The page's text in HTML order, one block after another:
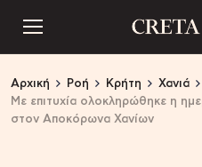
Αρχική Ροή Κρήτη
Χανιά
Με επιτυχία ολοκληρώθηκε η
στον Αποκόρωνα Χανίων